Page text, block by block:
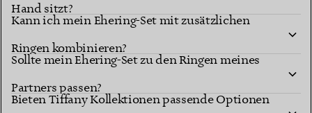
Hand sitzt?
Kann ich mein Ehering-Set mit zusätzlichen
Ringen kombinieren?
Sollte mein Ehering-Set zu den Ringen meines
Partners passen?
Bieten Tiffany Kollektionen passende Optionen